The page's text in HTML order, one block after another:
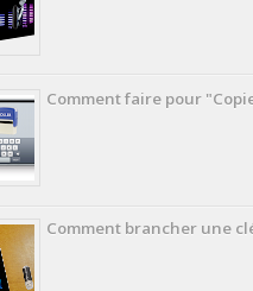
Comment faire pour
Comment brancher une